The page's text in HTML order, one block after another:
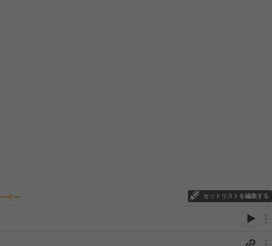
ザー セットリストを編集する